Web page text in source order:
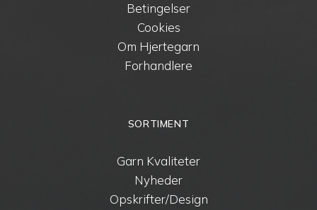
Betingelser
Cookies
Om Hjertegarn
Forhandlere
SORTIMENT
Garn Kvaliteter
Nyheder
Opskrifter/Design